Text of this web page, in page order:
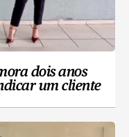
dois anos
um cliente